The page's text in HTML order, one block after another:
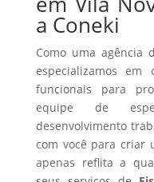
a Coneki
Como uma agência
especializamos em
funcionais para
equipe de
desenvolvimento
com você para criar
apenas reflita a